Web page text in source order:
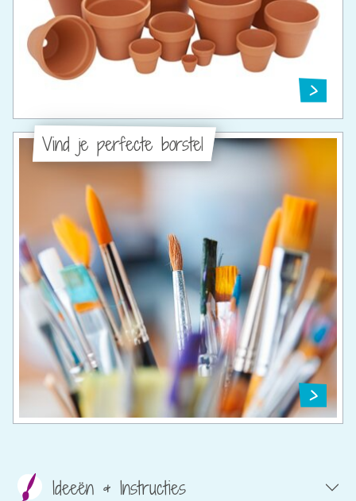
Vind je perfecte borstel
Ideeën & Instructies